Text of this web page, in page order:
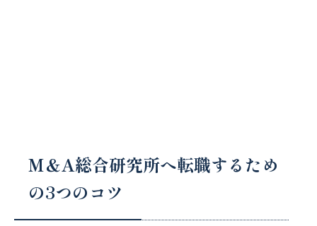
M＆A総合研究所へ転職するため
の3つのコツ